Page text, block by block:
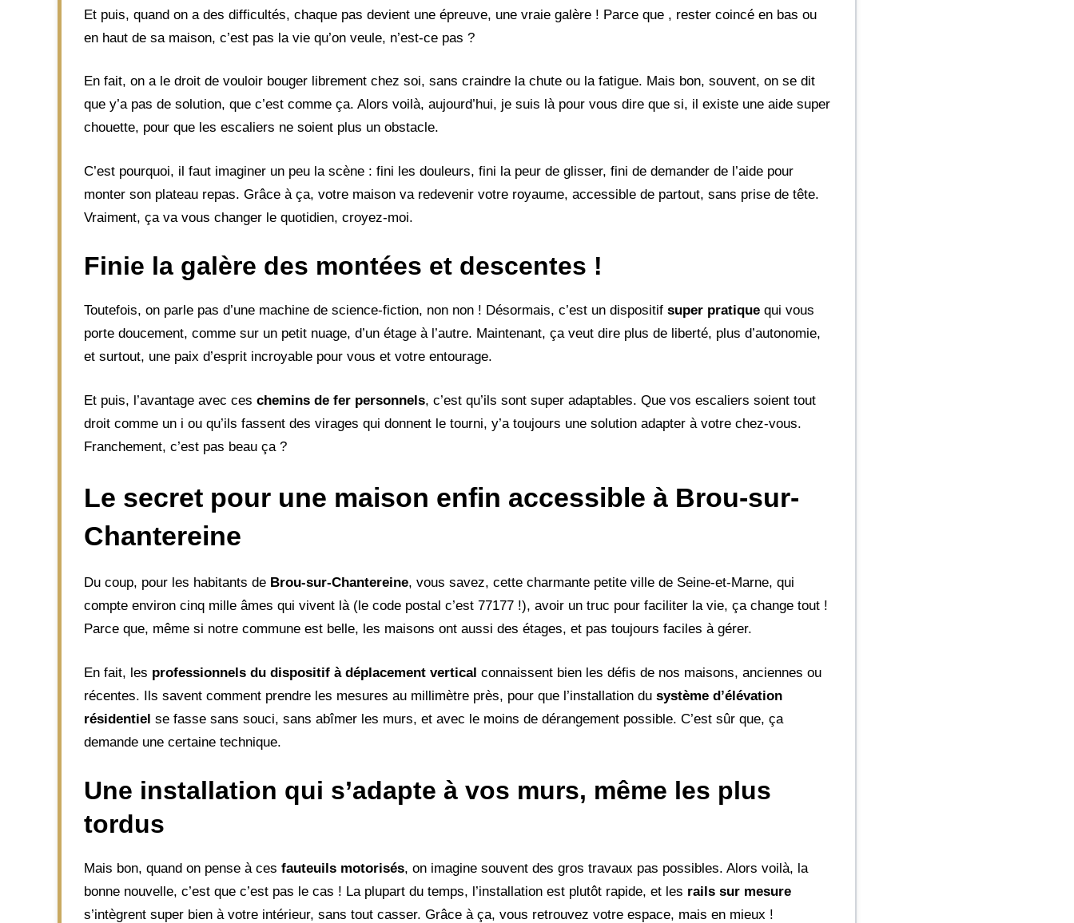
Et puis, quand on a des difficultés, chaque pas devient une épreuve, une vraie galère ! Parce que , rester coincé en bas ou
en haut de sa maison, c’est pas la vie qu’on veule, n’est-ce pas ?
En fait, on a le droit de vouloir bouger librement chez soi, sans craindre la chute ou la fatigue. Mais bon, souvent, on se dit
que y’a pas de solution, que c’est comme ça. Alors voilà, aujourd’hui, je suis là pour vous dire que si, il existe une aide super
chouette, pour que les escaliers ne soient plus un obstacle.
C’est pourquoi, il faut imaginer un peu la scène : fini les douleurs, fini la peur de glisser, fini de demander de l’aide pour
monter son plateau repas. Grâce à ça, votre maison va redevenir votre royaume, accessible de partout, sans prise de tête.
Vraiment, ça va vous changer le quotidien, croyez-moi.
Finie la galère des montées et descentes !
Toutefois, on parle pas d’une machine de science-fiction, non non ! Désormais, c’est un dispositif super pratique qui vous
porte doucement, comme sur un petit nuage, d’un étage à l’autre. Maintenant, ça veut dire plus de liberté, plus d’autonomie,
et surtout, une paix d’esprit incroyable pour vous et votre entourage.
Et puis, l’avantage avec ces chemins de fer personnels, c’est qu’ils sont super adaptables. Que vos escaliers soient tout
droit comme un i ou qu’ils fassent des virages qui donnent le tourni, y’a toujours une solution adapter à votre chez-vous.
Franchement, c’est pas beau ça ?
Le secret pour une maison enfin accessible à Brou-sur-
Chantereine
Du coup, pour les habitants de Brou-sur-Chantereine, vous savez, cette charmante petite ville de Seine-et-Marne, qui
compte environ cinq mille âmes qui vivent là (le code postal c’est 77177 !), avoir un truc pour faciliter la vie, ça change tout !
Parce que, même si notre commune est belle, les maisons ont aussi des étages, et pas toujours faciles à gérer.
En fait, les professionnels du dispositif à déplacement vertical connaissent bien les défis de nos maisons, anciennes ou
récentes. Ils savent comment prendre les mesures au millimètre près, pour que l’installation du système d’élévation
résidentiel se fasse sans souci, sans abîmer les murs, et avec le moins de dérangement possible. C’est sûr que, ça
demande une certaine technique.
Une installation qui s’adapte à vos murs, même les plus
tordus
Mais bon, quand on pense à ces fauteuils motorisés, on imagine souvent des gros travaux pas possibles. Alors voilà, la
bonne nouvelle, c’est que c’est pas le cas ! La plupart du temps, l’installation est plutôt rapide, et les rails sur mesure
s’intègrent super bien à votre intérieur, sans tout casser. Grâce à ça, vous retrouvez votre espace, mais en mieux !